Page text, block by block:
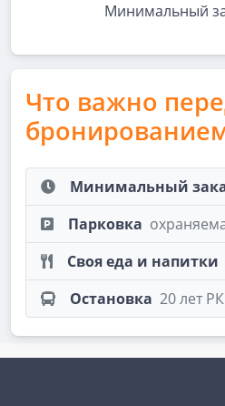
Минимальный
Что важно
Минимальный
Парковка
Своя еда и напитки
Остановка 20 лет